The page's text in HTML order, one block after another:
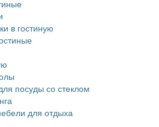
в гостиную
посуды со стеклом
для отдыха